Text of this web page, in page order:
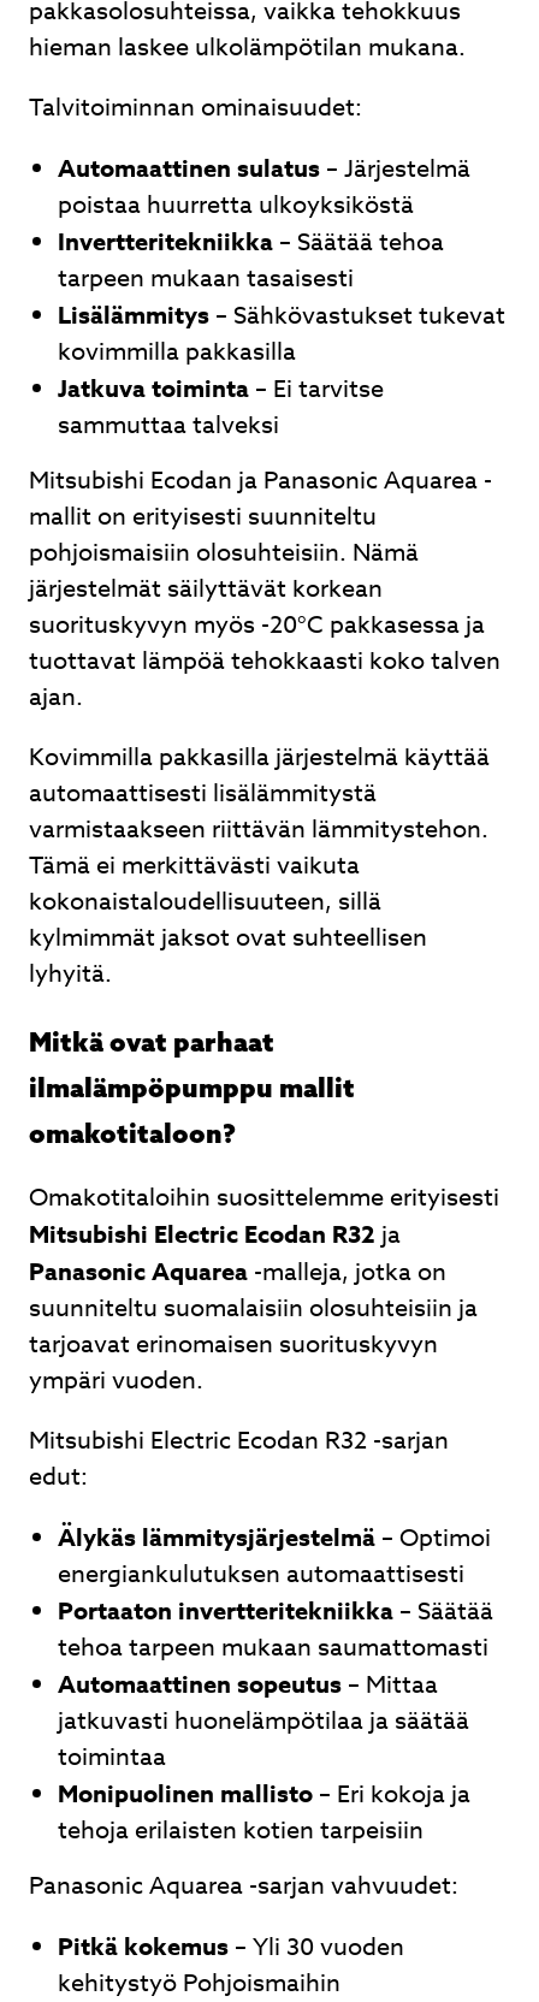
pakkasolosuhteissa, vaikka tehokkuus
hieman laskee ulkolämpötilan mukana.
Talvitoiminnan ominaisuudet:
Automaattinen sulatus – Järjestelmä
poistaa huurretta ulkoyksiköstä
Invertteritekniikka – Säätää tehoa
tarpeen mukaan tasaisesti
Lisälämmitys – Sähkövastukset tukevat
kovimmilla pakkasilla
Jatkuva toiminta – Ei tarvitse
sammuttaa talveksi
Mitsubishi Ecodan ja Panasonic Aquarea -
mallit on erityisesti suunniteltu
pohjoismaisiin olosuhteisiin. Nämä
järjestelmät säilyttävät korkean
suorituskyvyn myös -20°C pakkasessa ja
tuottavat lämpöä tehokkaasti koko talven
ajan.
Kovimmilla pakkasilla järjestelmä käyttää
automaattisesti lisälämmitystä
varmistaakseen riittävän lämmitystehon.
Tämä ei merkittävästi vaikuta
kokonaistaloudellisuuteen, sillä
kylmimmät jaksot ovat suhteellisen
lyhyitä.
Mitkä ovat parhaat
ilmalämpöpumppu mallit
omakotitaloon?
Omakotitaloihin suosittelemme erityisesti
Mitsubishi Electric Ecodan R32 ja
Panasonic Aquarea -malleja, jotka on
suunniteltu suomalaisiin olosuhteisiin ja
tarjoavat erinomaisen suorituskyvyn
ympäri vuoden.
Mitsubishi Electric Ecodan R32 -sarjan
edut:
Älykäs lämmitysjärjestelmä – Optimoi
energiankulutuksen automaattisesti
Portaaton invertteritekniikka – Säätää
tehoa tarpeen mukaan saumattomasti
Automaattinen sopeutus – Mittaa
jatkuvasti huonelämpötilaa ja säätää
toimintaa
Monipuolinen mallisto – Eri kokoja ja
tehoja erilaisten kotien tarpeisiin
Panasonic Aquarea -sarjan vahvuudet:
Pitkä kokemus – Yli 30 vuoden
kehitystyö Pohjoismaihin